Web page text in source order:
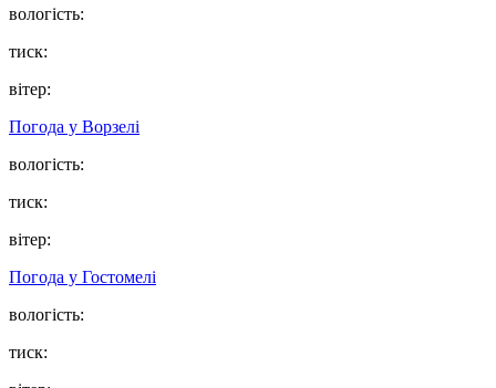
вологість:
тиск:
вітер:
Погода у Ворзелі
вологість:
тиск:
вітер:
Погода у Гостомелі
вологість:
тиск: